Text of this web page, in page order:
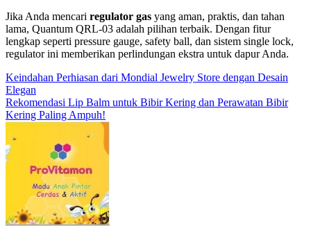
Jika Anda mencari regulator gas yang aman, praktis, dan tahan
lama, Quantum QRL-03 adalah pilihan terbaik. Dengan fitur
lengkap seperti pressure gauge, safety ball, dan sistem single lock,
regulator ini memberikan perlindungan ekstra untuk dapur Anda.
Post
navigation
Keindahan Perhiasan dari Mondial Jewelry Store dengan Desain
Elegan
Rekomendasi Lip Balm untuk Bibir Kering dan Perawatan Bibir
Kering Paling Ampuh!